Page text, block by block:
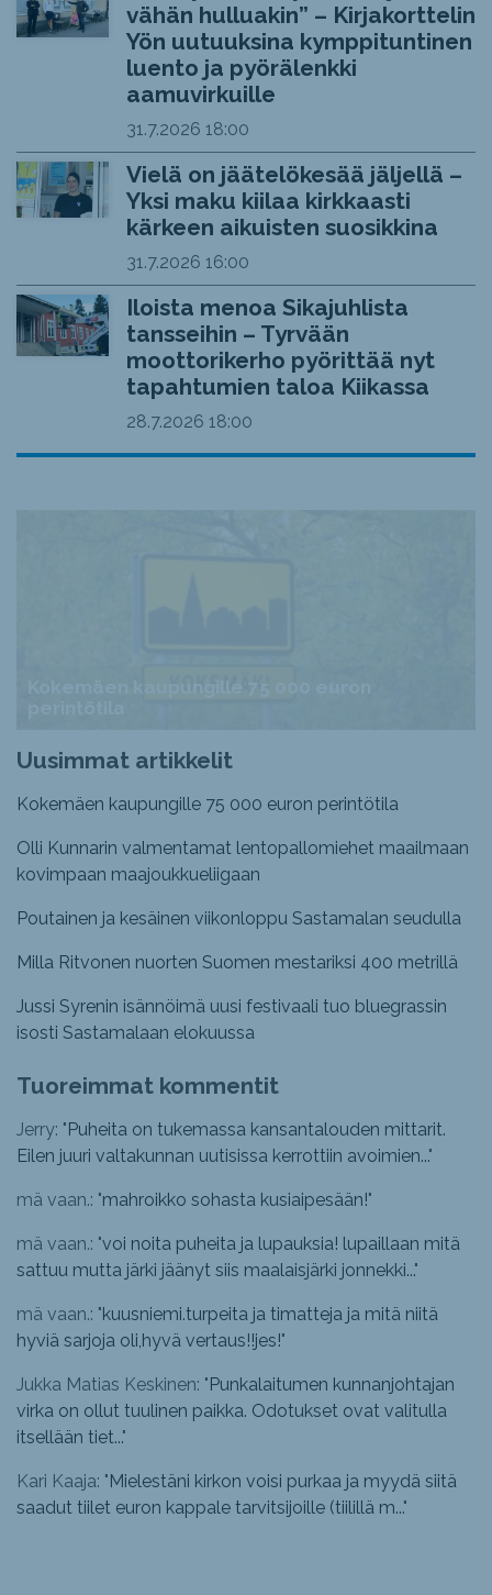
vähän hulluakin” – Kirjakorttelin
Yön uutuuksina kymppituntinen
luento ja pyörälenkki
aamuvirkuille
31.7.2026 18:00
Vielä on jäätelökesää jäljellä –
Yksi maku kiilaa kirkkaasti
kärkeen aikuisten suosikkina
31.7.2026 16:00
Iloista menoa Sikajuhlista
tansseihin – Tyrvään
moottorikerho pyörittää nyt
tapahtumien taloa Kiikassa
28.7.2026 18:00
Uusimmat artikkelit
Kokemäen kaupungille 75 000 euron perintötila
Olli Kunnarin valmentamat lentopallomiehet maailmaan
kovimpaan maajoukkueliigaan
Poutainen ja kesäinen viikonloppu Sastamalan seudulla
Milla Ritvonen nuorten Suomen mestariksi 400 metrillä
Jussi Syrenin isännöimä uusi festivaali tuo bluegrassin
isosti Sastamalaan elokuussa
Tuoreimmat kommentit
Jerry: "Puheita on tukemassa kansantalouden mittarit.
Eilen juuri valtakunnan uutisissa kerrottiin avoimien..."
mä vaan.: "mahroikko sohasta kusiaipesään!"
mä vaan.: "voi noita puheita ja lupauksia! lupaillaan mitä
sattuu mutta järki jäänyt siis maalaisjärki jonnekki..."
mä vaan.: "kuusniemi.turpeita ja timatteja ja mitä niitä
hyviä sarjoja oli,hyvä vertaus!!jes!"
Jukka Matias Keskinen: "Punkalaitumen kunnanjohtajan
virka on ollut tuulinen paikka. Odotukset ovat valitulla
itsellään tiet..."
Kari Kaaja: "Mielestäni kirkon voisi purkaa ja myydä siitä
saadut tiilet euron kappale tarvitsijoille (tiilillä m..."